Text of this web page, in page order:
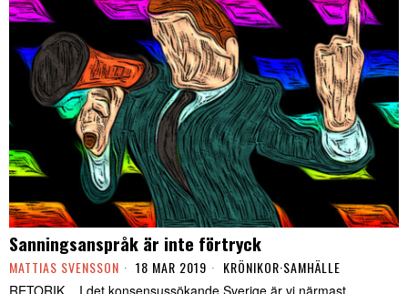
Sanningsanspråk är inte förtryck
MATTIAS SVENSSON 18 MAR 2019 KRÖNIKOR·SAMHÄLLE
RETORIK. . I det konsensussökande Sverige är vi närmast